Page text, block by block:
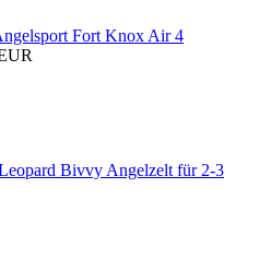
Fort Knox Air 4
Bivvy Angelzelt für 2-3